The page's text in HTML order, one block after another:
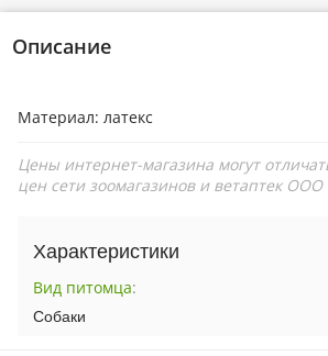
Описание
Материал: латекс
Цены интернет-магазина могут
цен сети зоомагазинов и ветаптек
Характеристики
Вид питомца:
Собаки